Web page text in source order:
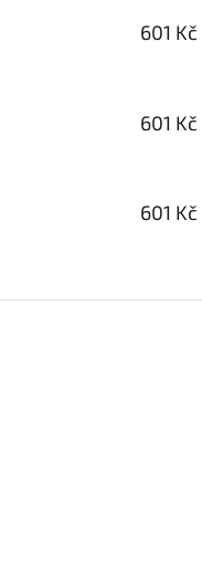
601 Kč
601 Kč
601 Kč